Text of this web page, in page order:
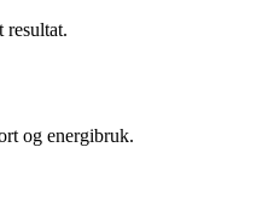
resultat.
og energibruk.